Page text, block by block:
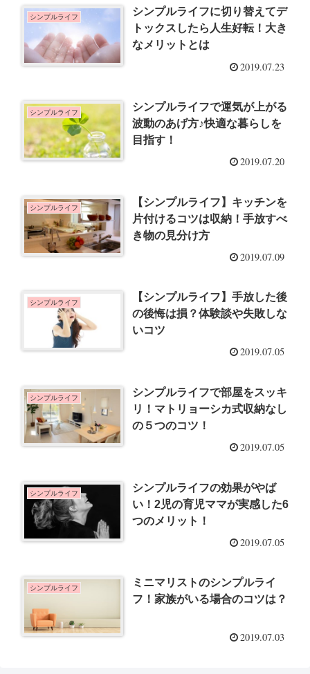
シンプルライフ
シンプルライフに切り替えてデ
トックスしたら人生好転！大き
なメリットとは
2019.07.23
シンプルライフ
シンプルライフで運気が上がる
波動のあげ方♪快適な暮らしを
目指す！
2019.07.20
シンプルライフ
【シンプルライフ】キッチンを
片付けるコツは収納！手放すべ
き物の見分け方
2019.07.09
シンプルライフ
【シンプルライフ】手放した後
の後悔は損？体験談や失敗しな
いコツ
2019.07.05
シンプルライフ
シンプルライフで部屋をスッキ
リ！マトリョーシカ式収納なし
の５つのコツ！
2019.07.05
シンプルライフ
シンプルライフの効果がやば
い！2児の育児ママが実感した6
つのメリット！
2019.07.05
シンプルライフ
ミニマリストのシンプルライ
フ！家族がいる場合のコツは？
2019.07.03